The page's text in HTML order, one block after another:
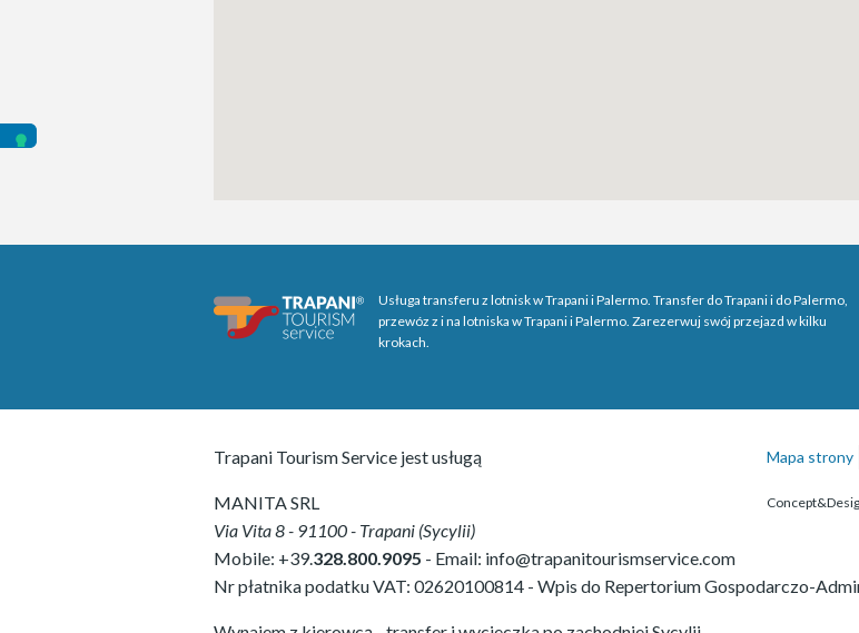
Usługa transferu z lotnisk w Trapani i Palermo. Transfer do Trapani i do Palermo,
przewóz z i na lotniska w Trapani i Palermo. Zarezerwuj swój przejazd w kilku
krokach.
Trapani Tourism Service jest usługą
MANITA SRL
Via Vita 8- 91100- Trapani (Sycylii)
Mobile: +39.328.800.9095 - Email: info@trapanitourismservice.com
Nr płatnika podatku VAT: 02620100814 - Wpis do Repertorium Gospodarczo-
Mapa strony